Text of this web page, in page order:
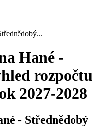
Hané -
rozpočtu
2027-2028
- Střednědobý